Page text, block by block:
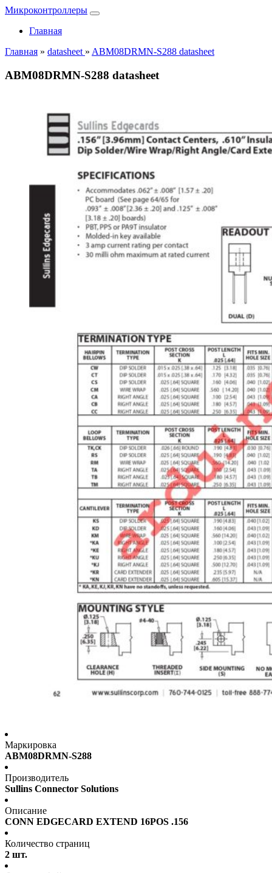
Микроконтроллеры
Главная
Главная » datasheet » ABM08DRMN-S288 datasheet
ABM08DRMN-S288 datasheet
Маркировка
ABM08DRMN-S288
Производитель
Sullins Connector Solutions
Описание
CONN EDGECARD EXTEND 16POS .156
Количество страниц
2 шт.